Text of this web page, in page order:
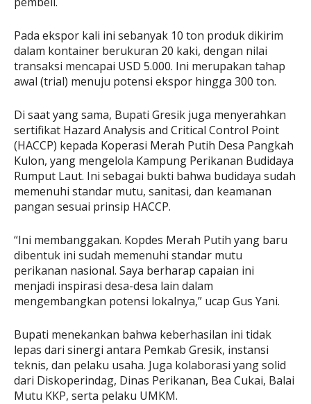
Pada ekspor kali ini sebanyak 10 ton produk dikirim
dalam kontainer berukuran 20 kaki, dengan nilai
transaksi mencapai USD 5.000. Ini merupakan tahap
awal (trial) menuju potensi ekspor hingga 300 ton.
Di saat yang sama, Bupati Gresik juga menyerahkan
sertifikat Hazard Analysis and Critical Control Point
(HACCP) kepada Koperasi Merah Putih Desa Pangkah
Kulon, yang mengelola Kampung Perikanan Budidaya
Rumput Laut. Ini sebagai bukti bahwa budidaya sudah
memenuhi standar mutu, sanitasi, dan keamanan
pangan sesuai prinsip HACCP.
“Ini membanggakan. Kopdes Merah Putih yang baru
dibentuk ini sudah memenuhi standar mutu
perikanan nasional. Saya berharap capaian ini
menjadi inspirasi desa-desa lain dalam
mengembangkan potensi lokalnya,” ucap Gus Yani.
Bupati menekankan bahwa keberhasilan ini tidak
lepas dari sinergi antara Pemkab Gresik, instansi
teknis, dan pelaku usaha. Juga kolaborasi yang solid
dari Diskoperindag, Dinas Perikanan, Bea Cukai, Balai
Mutu KKP, serta pelaku UMKM.